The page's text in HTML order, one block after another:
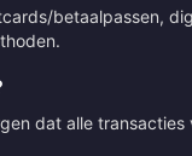
betaalpassen,
dat alle